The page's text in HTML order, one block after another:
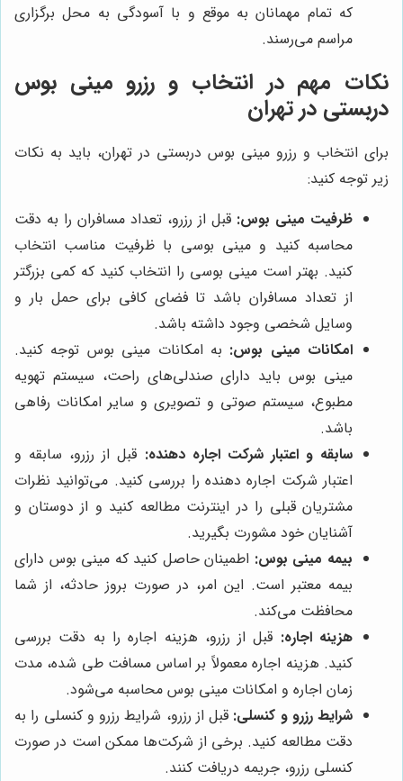
که تمام مهمانان به موقع و با آسودگی به محل برگزاری
مراسم می‌رسند.
نکات مهم در انتخاب و رزرو مینی بوس
دربستی در تهران
برای انتخاب و رزرو مینی بوس دربستی در تهران، باید به نکات
زیر توجه کنید:
ظرفیت مینی بوس: قبل از رزرو، تعداد مسافران را به دقت
محاسبه کنید و مینی بوسی با ظرفیت مناسب انتخاب
کنید. بهتر است مینی بوسی را انتخاب کنید که کمی بزرگتر
از تعداد مسافران باشد تا فضای کافی برای حمل بار و
وسایل شخصی وجود داشته باشد.
امکانات مینی بوس: به امکانات مینی بوس توجه کنید.
مینی بوس باید دارای صندلی‌های راحت، سیستم تهویه
مطبوع، سیستم صوتی و تصویری و سایر امکانات رفاهی
باشد.
سابقه و اعتبار شرکت اجاره دهنده: قبل از رزرو، سابقه و
اعتبار شرکت اجاره دهنده را بررسی کنید. می‌توانید نظرات
مشتریان قبلی را در اینترنت مطالعه کنید و از دوستان و
آشنایان خود مشورت بگیرید.
بیمه مینی بوس: اطمینان حاصل کنید که مینی بوس دارای
بیمه معتبر است. این امر، در صورت بروز حادثه، از شما
محافظت می‌کند.
هزینه اجاره: قبل از رزرو، هزینه اجاره را به دقت بررسی
کنید. هزینه اجاره معمولاً بر اساس مسافت طی شده، مدت
زمان اجاره و امکانات مینی بوس محاسبه می‌شود.
شرایط رزرو و کنسلی: قبل از رزرو، شرایط رزرو و کنسلی را به
دقت مطالعه کنید. برخی از شرکت‌ها ممکن است در صورت
کنسلی رزرو، جریمه دریافت کنند.